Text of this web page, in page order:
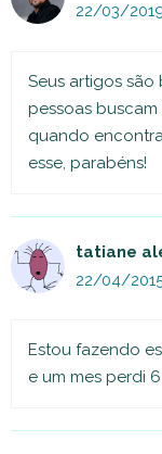
22/03/
Seus artigos
pessoas
quando
esse, parabéns!
tatiane
22/04/
Estou fazendo
e um mes perdi